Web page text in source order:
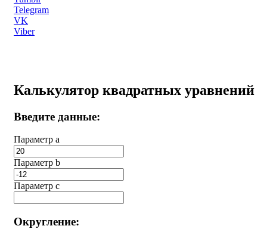
Telegram
VK
Viber
Калькулятор квадратных уравнений
Введите данные:
Параметр a
Параметр b
Параметр с
Округление: